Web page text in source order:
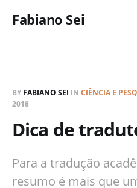
Fabiano Sei
BY FABIANO SEI IN CIÊNCIA E
2018
Dica de
Para a tradução
resumo é mais que